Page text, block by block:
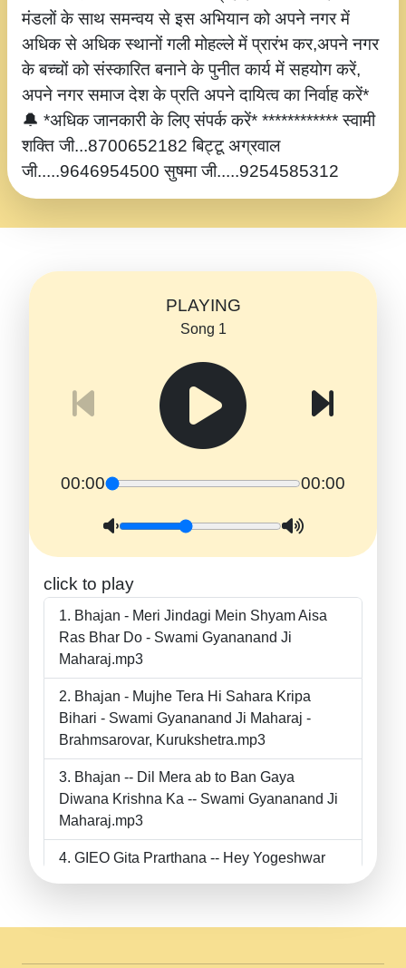
मंडलों के साथ समन्वय से इस अभियान को अपने नगर में
अधिक से अधिक स्थानों गली मोहल्ले में प्रारंभ कर,अपने नगर
के बच्चों को संस्कारित बनाने के पुनीत कार्य में सहयोग करें,
अपने नगर समाज देश के प्रति अपने दायित्व का निर्वाह करें*
🔔 *अधिक जानकारी के लिए संपर्क करें* ************ स्वामी
शक्ति जी...8700652182 बिट्टू अग्रवाल
जी.....9646954500 सुषमा जी.....9254585312
PLAYING
Song 1
00:00 00:00
click to play
Bhajan - Meri Jindagi Mein Shyam Aisa
Ras Bhar Do - Swami Gyananand Ji
Maharaj.mp3
Bhajan - Mujhe Tera Hi Sahara Kripa
Bihari - Swami Gyananand Ji Maharaj -
Brahmsarovar, Kurukshetra.mp3
Bhajan -- Dil Mera ab to Ban Gaya
Diwana Krishna Ka -- Swami Gyananand Ji
Maharaj.mp3
GIEO Gita Prarthana -- Hey Yogeshwar
II Swami Gyananand Ji Maharaj.mp3